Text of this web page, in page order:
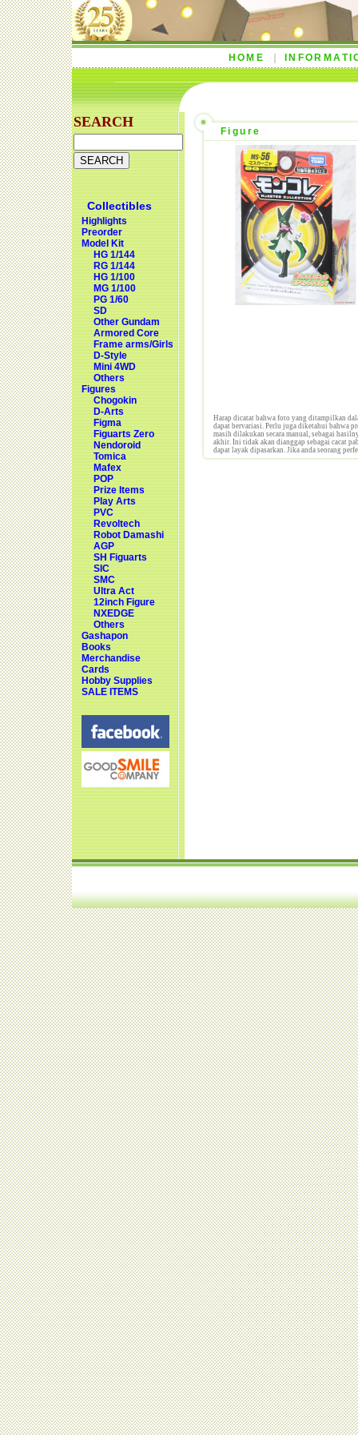
HOME
SEARCH
Collectibles
Highlights
Preorder
Model Kit
HG 1/144
RG 1/144
HG 1/100
MG 1/100
PG 1/60
SD
Other Gundam
Armored Core
Frame arms/Girls
D-Style
Mini 4WD
Others
Figures
Chogokin
D-Arts
Figma
Figuarts Zero
Nendoroid
Tomica
Mafex
POP
Prize Items
Play Arts
PVC
Revoltech
Robot Damashi
AGP
SH Figuarts
SIC
SMC
Ultra Act
12inch Figure
NXEDGE
Others
Gashapon
Books
Merchandise
Cards
Hobby Supplies
SALE ITEMS
Figure
Harap dicatat bahwa foto yang ditampilkan
dapat bervariasi. Perlu juga diketahui bahwa
masih dilakukan secara manual, sebagai
akhir. Ini tidak akan dianggap sebagai cacat
dapat layak dipasarkan. Jika anda seorang